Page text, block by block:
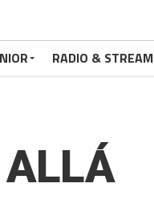
RADIO & STREAM
ALLÁ